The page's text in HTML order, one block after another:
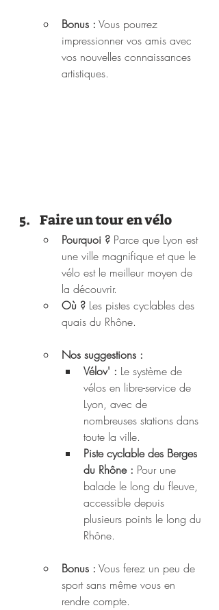
Bonus : Vous pourrez
impressionner vos amis avec
vos nouvelles connaissances
artistiques.
Faire un tour en vélo
Pourquoi ? Parce que Lyon est
une ville magnifique et que le
vélo est le meilleur moyen de
la découvrir.
Où ? Les pistes cyclables des
quais du Rhône.
Nos suggestions :
Vélov' : Le système de
vélos en libre-service de
Lyon, avec de
nombreuses stations dans
toute la ville.
Piste cyclable des Berges
du Rhône : Pour une
balade le long du fleuve,
accessible depuis
plusieurs points le long du
Rhône.
Bonus : Vous ferez un peu de
sport sans même vous en
rendre compte.